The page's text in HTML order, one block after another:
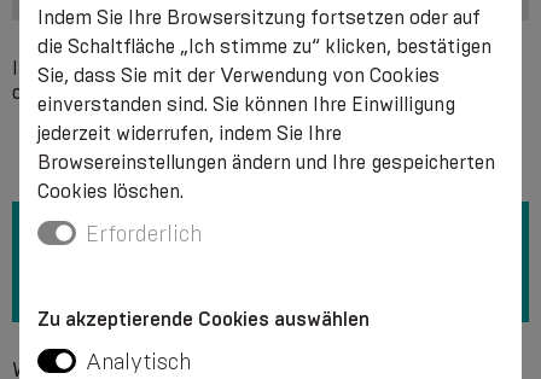
Individuelle Unverträglichkeit mit einem der Bestandteile
des Produkts.
Wir empfehlen die Wäsche von Hand in einer Seifenlösung
Indem Sie Ihre Browsersitzung fortsetzen oder auf
die Schaltfläche „Ich stimme zu“ klicken, bestätigen
Sie, dass Sie mit der Verwendung von Cookies
einverstanden sind. Sie können Ihre Einwilligung
jederzeit widerrufen, indem Sie Ihre
Browsereinstellungen ändern und Ihre gespeicherten
Cookies löschen.
Erforderlich
Zu akzeptierende Cookies auswählen
Analytisch